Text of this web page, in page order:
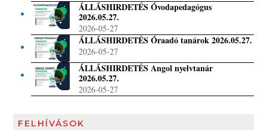
ÁLLÁSHIRDETÉS Óvodapedagógus
2026.05.27.
2026-05-27
ÁLLÁSHIRDETÉS Óraadó tanárok 2026.05.27.
2026-05-27
ÁLLÁSHIRDETÉS Angol nyelvtanár
2026.05.27.
2026-05-27
FELHÍVÁSOK